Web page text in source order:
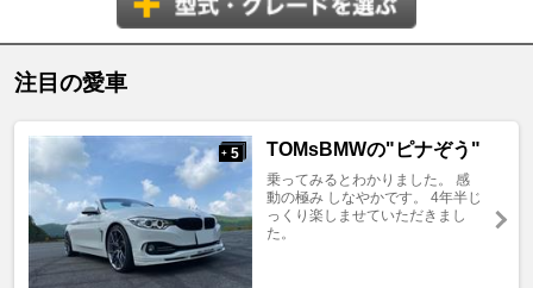
注目の愛車
+ 5 TOMsBMWの"ピナぞう"
乗ってみるとわかりました。 感
動の極み しなやかです。 4年半じ
っくり楽しませていただきまし
た。